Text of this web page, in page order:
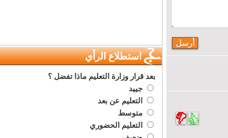
استطلاع الرأي
بعد قرار وزارة التعليم ماذا تفضل ؟
جييد
التعليم عن بعد
متوسط
التعليم الحضوري